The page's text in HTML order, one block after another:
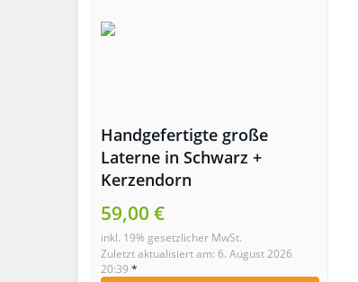
Handgefertigte große
Laterne in Schwarz +
Kerzendorn
59,00 €
inkl. 19% gesetzlicher MwSt.
Zuletzt aktualisiert am: 6. August 2026
20:39 *